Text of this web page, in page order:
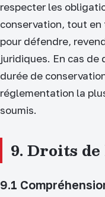
respecter les
conservation, tout
pour défendre,
juridiques. En cas de
durée de
réglementation la
soumis.
9. Droits
9.1